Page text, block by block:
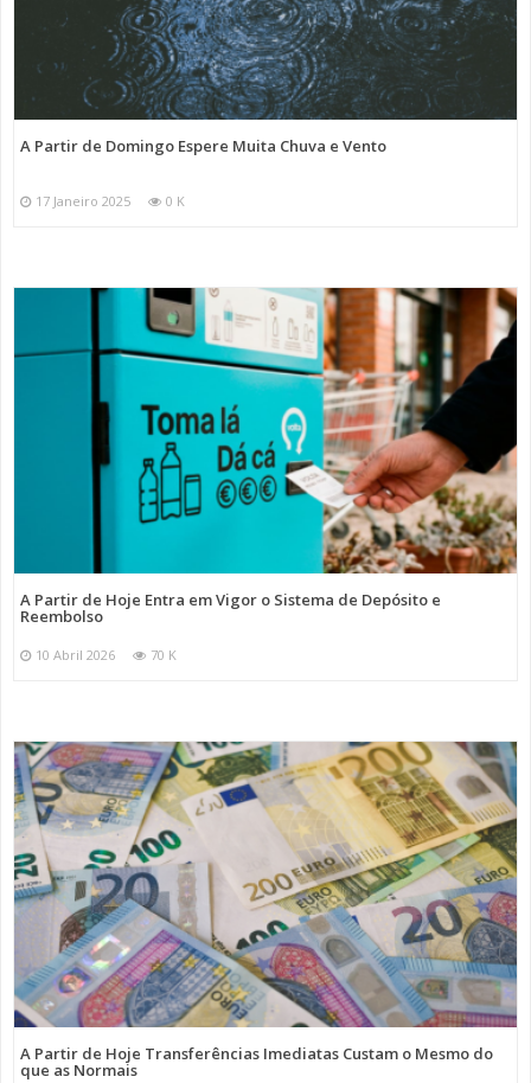
A Partir de Domingo Espere Muita Chuva e Vento
17 Janeiro 2025 0 K
A Partir de Hoje Entra em Vigor o Sistema de Depósito e
Reembolso
10 Abril 2026 70 K
A Partir de Hoje Transferências Imediatas Custam o Mesmo do
que as Normais